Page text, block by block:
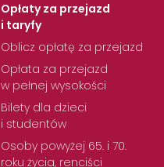
Opłaty za przejazd
i taryfy
Oblicz opłatę za przejazd
Opłata za przejazd
w pełnej wysokości
Bilety dla dzieci
i studentów
Osoby powyżej 65. i 70.
roku życia, renciści